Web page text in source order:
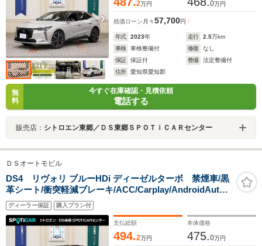
2万円 0万円
残価ローン 月々57,700円
年式 2023年 走行 2.5万km
車検
車検整備付 修復
なし
保証
保証付 整備
法定整備付
住所
愛知県愛知郡
無
料
今すぐ在庫確認・見積依頼
電話する
販売店： シトロエン東郷／ＤＳ東郷ＳＰＯＴｉＣＡＲセンター
ＤＳオートモビル
DS4 リヴォリ ブルーHDi ディーゼルターボ 禁煙車/黒
革シート/衝突軽減ブレーキ/ACC/Carplay/AndroidAuto/
ナビ/全周囲カメラ/シートヒーター/ベンチレーション/パ
ワーシート/スマートキー/LEDヘッドライト/アルミ/
ディーラー保証 購入プラン付
支払総額
494.2万円
本体価格
475.0万円